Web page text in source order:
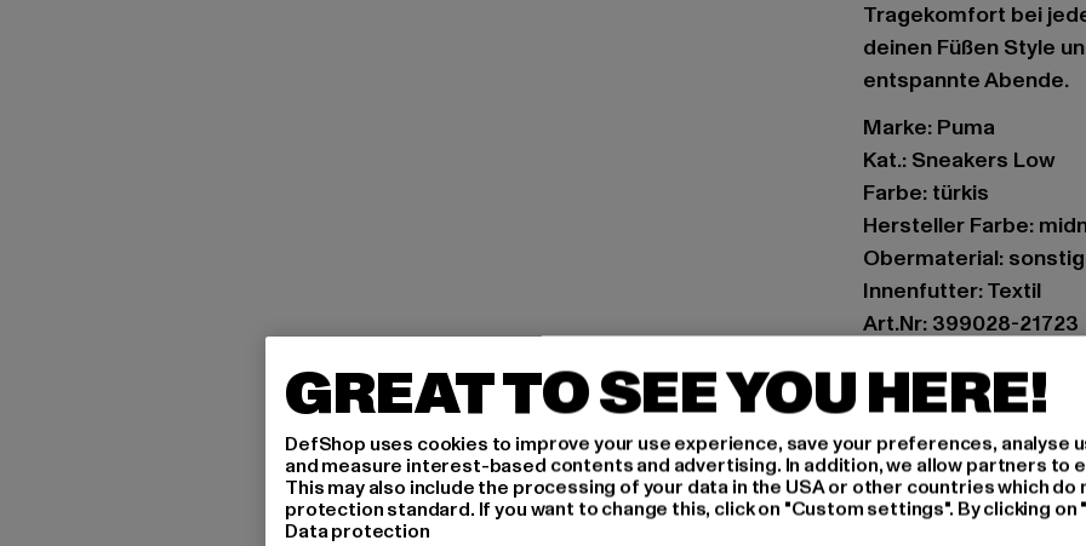
Tragekomfort bei
deinen Füßen Style
entspannte Abende.
Marke: Puma
Kat.: Sneakers Low
Farbe: türkis
Hersteller Farbe:
Obermaterial:
Innenfutter: Textil
Art.Nr: 399028-21723
Hersteller: PUMA
PUMA Way 1 | 91074
GRÖSSE
GREAT TO SEE YOU HERE!
DefShop uses cookies to improve your use experience, save your preferences, analyse
and measure interest-based contents and advertising. In addition, we allow partners to
This may also include the processing of your data in the USA or other countries which do
protection standard. If you want to change this, click on "Custom settings". By clicking
Data protection